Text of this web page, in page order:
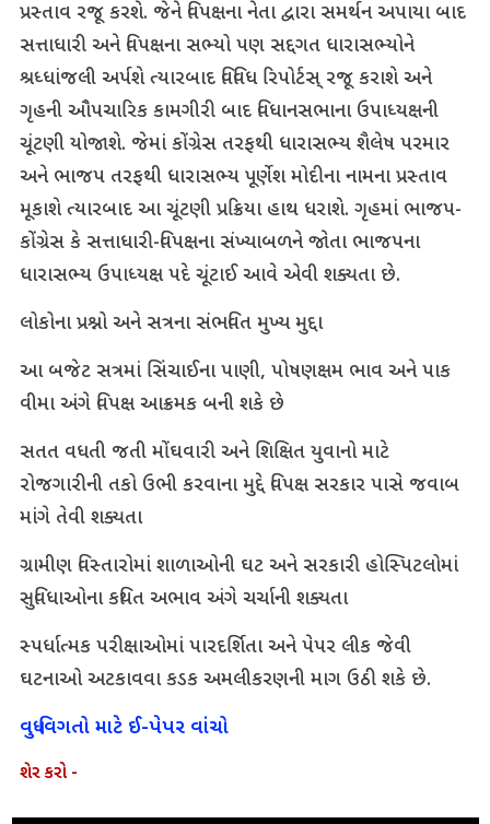
પ્રસ્તાવ રજૂ કરશે. જેને વિપક્ષના નેતા દ્વારા સમર્થન અપાયા બાદ
સત્તાધારી અને વિપક્ષના સભ્યો પણ સદ્દગત ધારાસભ્યોને
શ્રધ્ધાંજલી અર્પશે ત્યારબાદ વિવિધ રિપોર્ટસ્ રજૂ કરાશે અને
ગૃહની ઔપચારિક કામગીરી બાદ વિધાનસભાના ઉપાધ્યક્ષની
ચૂંટણી યોજાશે. જેમાં કોંગ્રેસ તરફથી ધારાસભ્ય શૈલેષ પરમાર
અને ભાજપ તરફથી ધારાસભ્ય પૂર્ણેશ મોદીના નામના પ્રસ્તાવ
મૂકાશે ત્યારબાદ આ ચૂંટણી પ્રક્રિયા હાથ ધરાશે. ગૃહમાં ભાજપ-
કોંગ્રેસ કે સત્તાધારી-વિપક્ષના સંખ્યાબળને જોતા ભાજપના
ધારાસભ્ય ઉપાધ્યક્ષ પદે ચૂંટાઈ આવે એવી શક્યતા છે.
લોકોના પ્રશ્નો અને સત્રના સંભવિત મુખ્ય મુદ્દા
આ બજેટ સત્રમાં સિંચાઈના પાણી, પોષણક્ષમ ભાવ અને પાક
વીમા અંગે વિપક્ષ આક્રમક બની શકે છે
સતત વધતી જતી મોંઘવારી અને શિક્ષિત યુવાનો માટે
રોજગારીની તકો ઉભી કરવાના મુદ્દે વિપક્ષ સરકાર પાસે જવાબ
માંગે તેવી શક્યતા
ગ્રામીણ વિસ્તારોમાં શાળાઓની ઘટ અને સરકારી હોસ્પિટલોમાં
સુવિધાઓના કથિત અભાવ અંગે ચર્ચાની શક્યતા
સ્પર્ધાત્મક પરીક્ષાઓમાં પારદર્શિતા અને પેપર લીક જેવી
ઘટનાઓ અટકાવવા કડક અમલીકરણની માગ ઉઠી શકે છે.
વધુ વિગતો માટે ઈ-પેપર વાંચો
શેર કરો -